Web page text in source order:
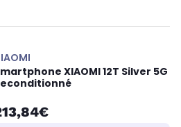
XIAOMI 12T Silver 5G